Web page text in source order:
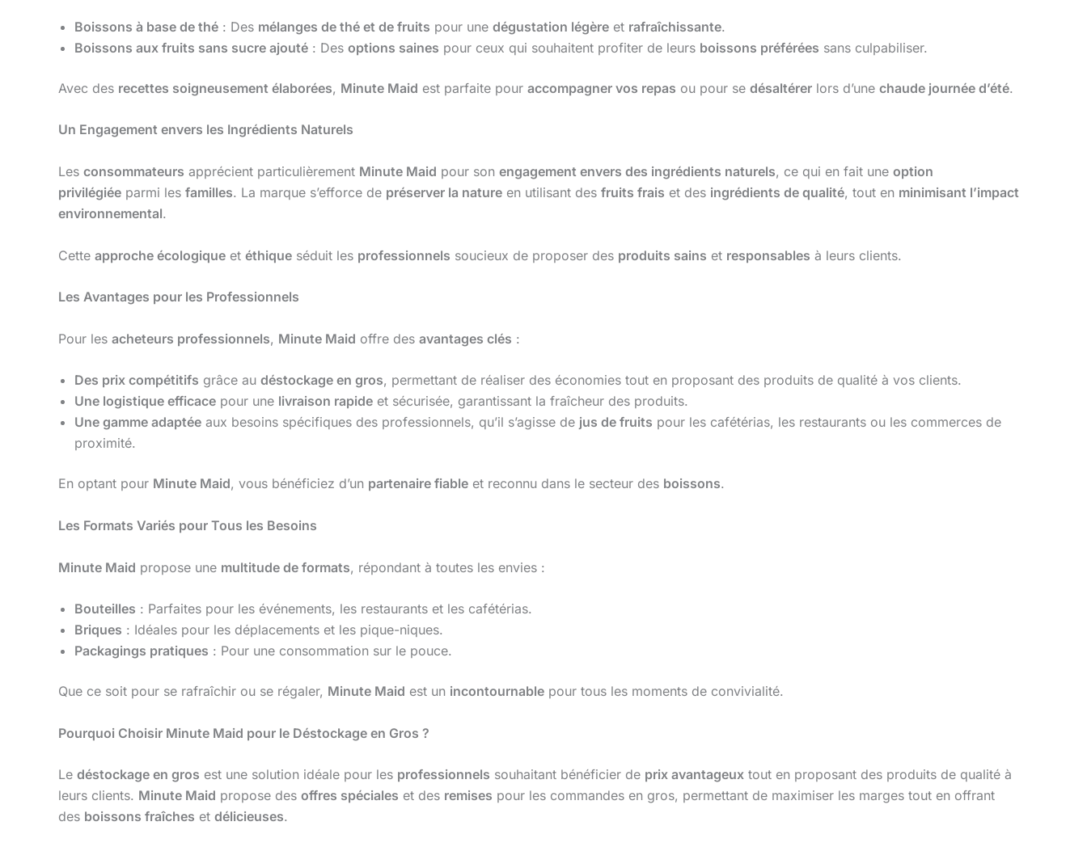
Boissons à base de thé : Des mélanges de thé et de fruits pour une dégustation légère et rafraîchissante.
Boissons aux fruits sans sucre ajouté : Des options saines pour ceux qui souhaitent profiter de leurs boissons préférées sans culpabiliser.
Avec des recettes soigneusement élaborées, Minute Maid est parfaite pour accompagner vos repas ou pour se désaltérer lors d’une chaude journée d’été.
Un Engagement envers les Ingrédients Naturels
Les consommateurs apprécient particulièrement Minute Maid pour son engagement envers des ingrédients naturels, ce qui en fait une option
privilégiée parmi les familles. La marque s’efforce de préserver la nature en utilisant des fruits frais et des ingrédients de qualité, tout en minimisant l’impact
environnemental.
Cette approche écologique et éthique séduit les professionnels soucieux de proposer des produits sains et responsables à leurs clients.
Les Avantages pour les Professionnels
Pour les acheteurs professionnels, Minute Maid offre des avantages clés :
Des prix compétitifs grâce au déstockage en gros, permettant de réaliser des économies tout en proposant des produits de qualité à vos clients.
Une logistique efficace pour une livraison rapide et sécurisée, garantissant la fraîcheur des produits.
Une gamme adaptée aux besoins spécifiques des professionnels, qu’il s’agisse de jus de fruits pour les cafétérias, les restaurants ou les commerces de
proximité.
En optant pour Minute Maid, vous bénéficiez d’un partenaire fiable et reconnu dans le secteur des boissons.
Les Formats Variés pour Tous les Besoins
Minute Maid propose une multitude de formats, répondant à toutes les envies :
Bouteilles : Parfaites pour les événements, les restaurants et les cafétérias.
Briques : Idéales pour les déplacements et les pique-niques.
Packagings pratiques : Pour une consommation sur le pouce.
Que ce soit pour se rafraîchir ou se régaler, Minute Maid est un incontournable pour tous les moments de convivialité.
Pourquoi Choisir Minute Maid pour le Déstockage en Gros ?
Le déstockage en gros est une solution idéale pour les professionnels souhaitant bénéficier de prix avantageux tout en proposant des produits de qualité à
leurs clients. Minute Maid propose des offres spéciales et des remises pour les commandes en gros, permettant de maximiser les marges tout en offrant
des boissons fraîches et délicieuses.